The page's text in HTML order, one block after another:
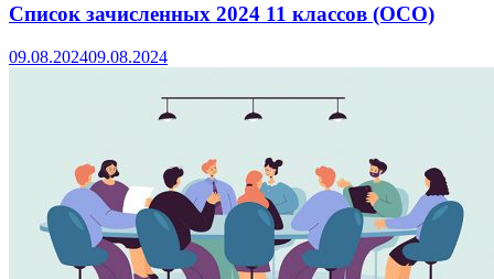
Список зачисленных 2024 11 классов (ОСО)
09.08.202409.08.2024